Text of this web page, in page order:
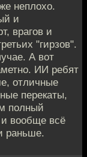
неплохо.
и
врагов и
"гирзов".
А вот
ИИ ребят
отличные
перекаты,
полный
вообще всё
раньше.